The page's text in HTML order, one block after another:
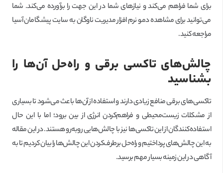
برای شما فراهم می‌کند و نیازهای شما در این جهت را برآورده می‌کند. شما
می‌توانید برای مشاهده دمو نرم افزار مدیریت ناوگان به سایت پیشگامان آسیا
مراجعه کنید.
چالش‌های تاکسی برقی و راه‌حل آن‌ها را
بشناسید
تاکسی‌های برقی منافع زیادی دارند و استفاده از آن‌ها باعث می‌شود تا بسیاری
از مشکلات زیست‌محیطی و فراهم‌کردن انرژی از بین برود؛ اما با این حال
استفاده‌کنندگان از این تاکسی‌ها نیز با چالش‌هایی روبه‌رو هستند. در این مقاله
به این چالش‌های پرداختیم و راه‌حل برطرف‌کردن این چالش‌ها را بیان کردیم تا به
آگاهی در این زمینه بسیار مهم برسید.